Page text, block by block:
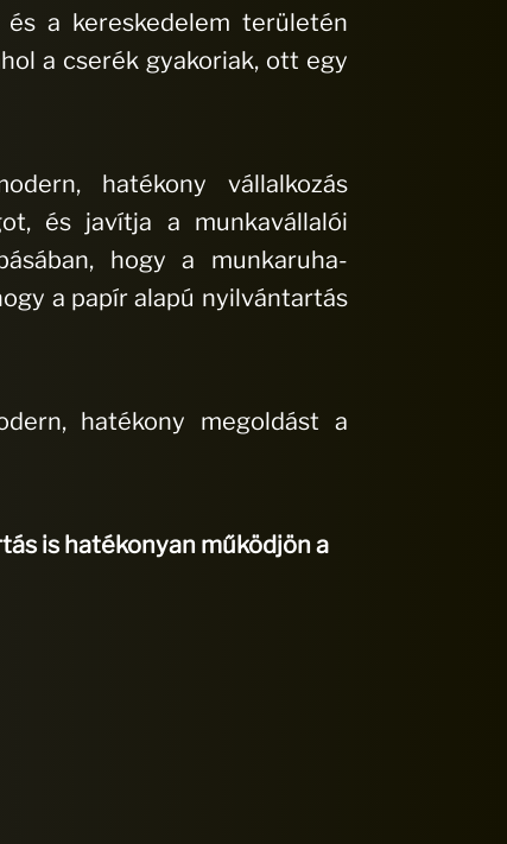
és a kereskedelem területén
a cserék gyakoriak, ott egy
hatékony vállalkozás
és javítja a munkavállalói
hogy a munkaruha-
a papír alapú nyilvántartás
hatékony megoldást a
is hatékonyan működjön a